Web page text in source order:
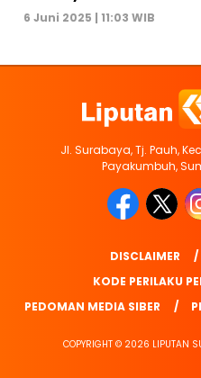
6 Juni 2025 | 11:03 WIB
Jl. Surabaya, Tj. Pauh,
Payakumbuh,
DISCLAIMER
KODE PERILAKU
PEDOMAN MEDIA SIBER
COPYRIGHT © 2026 LIPUTAN